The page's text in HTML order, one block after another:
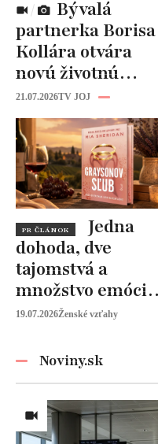
partnerka Borisa
Kollára otvára
novú životnú
kapitolu: Laura
Vizváryová ide
pomáhať ženám
21.07.2026TV JOJ
PR ČLÁNOK
dohoda, dve
tajomstvá a
množstvo emócií.
Mia Sheridan a
19.07.2026Ženské vzťahy
Noviny.sk